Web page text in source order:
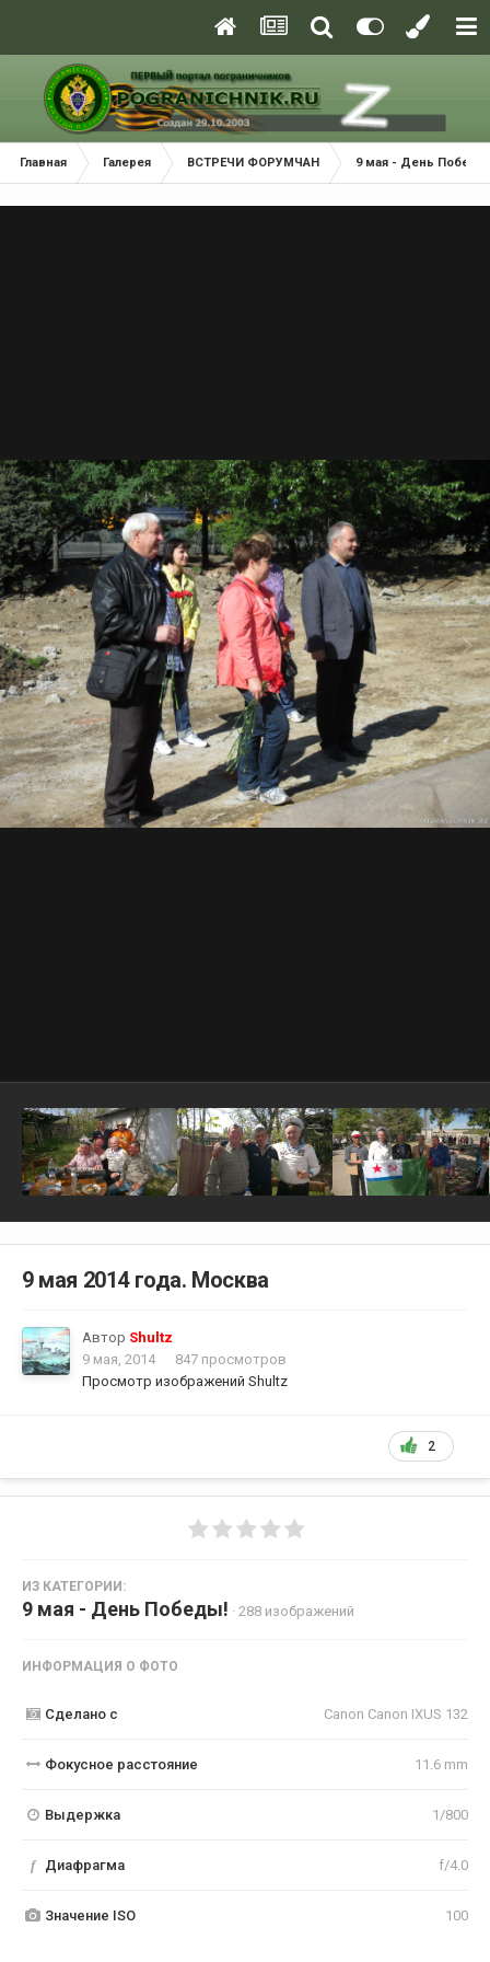
Главная Галерея ВСТРЕЧИ ФОРУМЧАН 9 мая - День Победы!
9 мая 2014 года. Москва
Автор Shultz
9 мая, 2014
847 просмотров
Просмотр изображений Shultz
2
ИЗ КАТЕГОРИИ:
9 мая - День Победы! · 288 изображений
ИНФОРМАЦИЯ О ФОТО
Сделано с Canon Canon IXUS 132
Фокусное расстояние 11.6 mm
Выдержка 1/800
f Диафрагма f/4.0
Значение ISO 100